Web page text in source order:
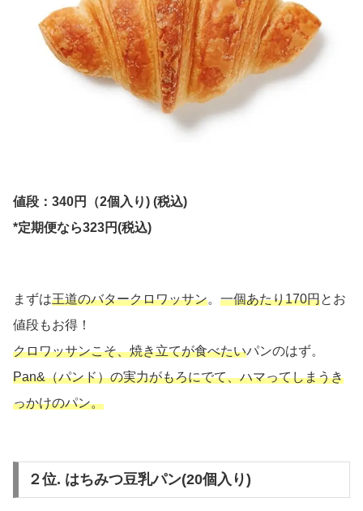
値段：340円（2個入り) (税込)
*定期便なら323円(税込)
まずは王道のバタークロワッサン。 一個あたり170円とお
値段もお得！
クロワッサンこそ、焼き立てが食べたいパンのはず。
Pan&（パンド）の実力がもろにでて、ハマってしまうき
っかけのパン。
２位. はちみつ豆乳パン(20個入り)